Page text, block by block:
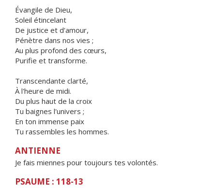
Évangile de Dieu,
Soleil étincelant
De justice et d'amour,
Pénètre dans nos vies ;
Au plus profond des cœurs,
Purifie et transforme.
Transcendante clarté,
À l'heure de midi.
Du plus haut de la croix
Tu baignes l'univers ;
En ton immense paix
Tu rassembles les hommes.
ANTIENNE
Je fais miennes pour toujours tes volontés.
PSAUME : 118-13